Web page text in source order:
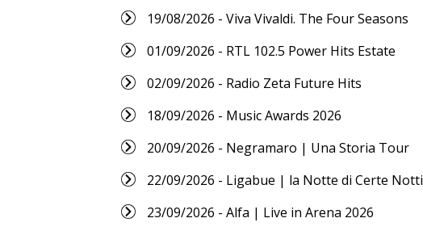
19/08/2026 - Viva Vivaldi. The Four Seasons
01/09/2026 - RTL 102.5 Power Hits Estate
02/09/2026 - Radio Zeta Future Hits
18/09/2026 - Music Awards 2026
20/09/2026 - Negramaro | Una Storia Tour
22/09/2026 - Ligabue | la Notte di Certe Notti
23/09/2026 - Alfa | Live in Arena 2026